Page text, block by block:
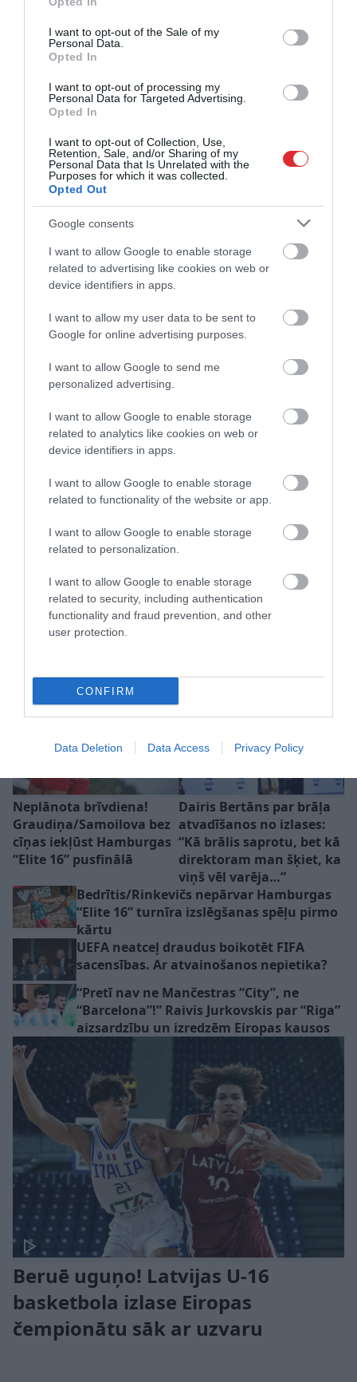
use your data for below specified purposes in below Google
consent section.
I want to opt-out of the Sale of my
Personal Data.
Opted In
I want to opt-out of processing my
Personal Data for Targeted Advertising.
Opted In
I want to opt-out of Collection, Use,
Retention, Sale, and/or Sharing of my
Personal Data that Is Unrelated with the
Purposes for which it was collected.
Opted Out
Google consents
I want to allow Google to enable storage
related to advertising like cookies on web or
device identifiers in apps.
I want to allow my user data to be sent to
Google for online advertising purposes.
I want to allow Google to send me
personalized advertising.
I want to allow Google to enable storage
related to analytics like cookies on web or
device identifiers in apps.
I want to allow Google to enable storage
related to functionality of the website or app.
I want to allow Google to enable storage
related to personalization.
I want to allow Google to enable storage
related to security, including authentication
functionality and fraud prevention, and other
user protection.
CONFIRM
Data Deletion Data Access Privacy Policy
Cipruss un LBS iestājas par
Latvijas basketbolistiem pēc
nepatīkamiem gadījumiem
sociālajos tīklos: “Viņi ir mūsējie!”
Neplānota brīvdiena!
Graudiņa/Samoilova bez
cīņas iekļūst Hamburgas
“Elite 16” pusfinālā
Dairis Bertāns par brāļa
atvadīšanos no izlases:
“Kā brālis saprotu, bet kā
direktoram man šķiet, ka
viņš vēl varēja…”
Bedrītis/Rinkevičs nepārvar Hamburgas
“Elite 16” turnīra izslēgšanas spēļu pirmo
kārtu
UEFA neatceļ draudus boikotēt FIFA
sacensības. Ar atvainošanos nepietika?
“Pretī nav ne Mančestras “City”, ne
“Barcelona”!” Raivis Jurkovskis par “Riga”
aizsardzību un izredzēm Eiropas kausos
Beruē uguņo! Latvijas U-16
basketbola izlase Eiropas
čempionātu sāk ar uzvaru